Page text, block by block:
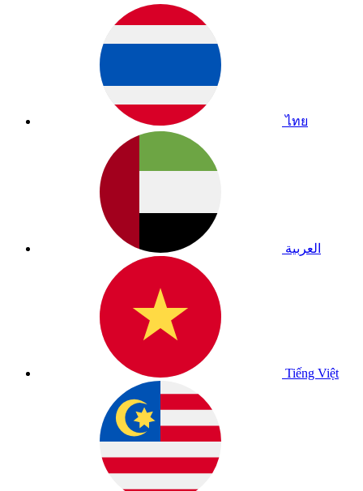
ไทย
العربية
Tiếng Việt